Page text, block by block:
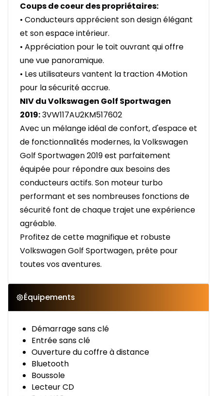
Coups de coeur des propriétaires:
• Conducteurs apprécient son design élégant
et son espace intérieur.
• Appréciation pour le toit ouvrant qui offre
une vue panoramique.
• Les utilisateurs vantent la traction 4Motion
pour la sécurité accrue.
NIV du Volkswagen Golf Sportwagen
2019:3VW117AU2KM517602
Avec un mélange idéal de confort, d'espace et
de fonctionnalités modernes, la Volkswagen
Golf Sportwagen 2019 est parfaitement
équipée pour répondre aux besoins des
conducteurs actifs. Son moteur turbo
performant et ses nombreuses fonctions de
sécurité font de chaque trajet une expérience
agréable.
Profitez de cette magnifique et robuste
Volkswagen Golf Sportwagen, prête pour
toutes vos aventures.
Équipements
Démarrage sans clé
Entrée sans clé
Ouverture du coffre à distance
Bluetooth
Boussole
Lecteur CD